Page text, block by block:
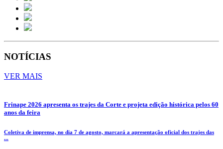
NOTÍCIAS
VER MAIS
Frinape 2026 apresenta os trajes da Corte e projeta edição histórica pelos 60
anos da feira
Coletiva de imprensa, no dia 7 de agosto, marcará a apresentação oficial dos trajes das
...